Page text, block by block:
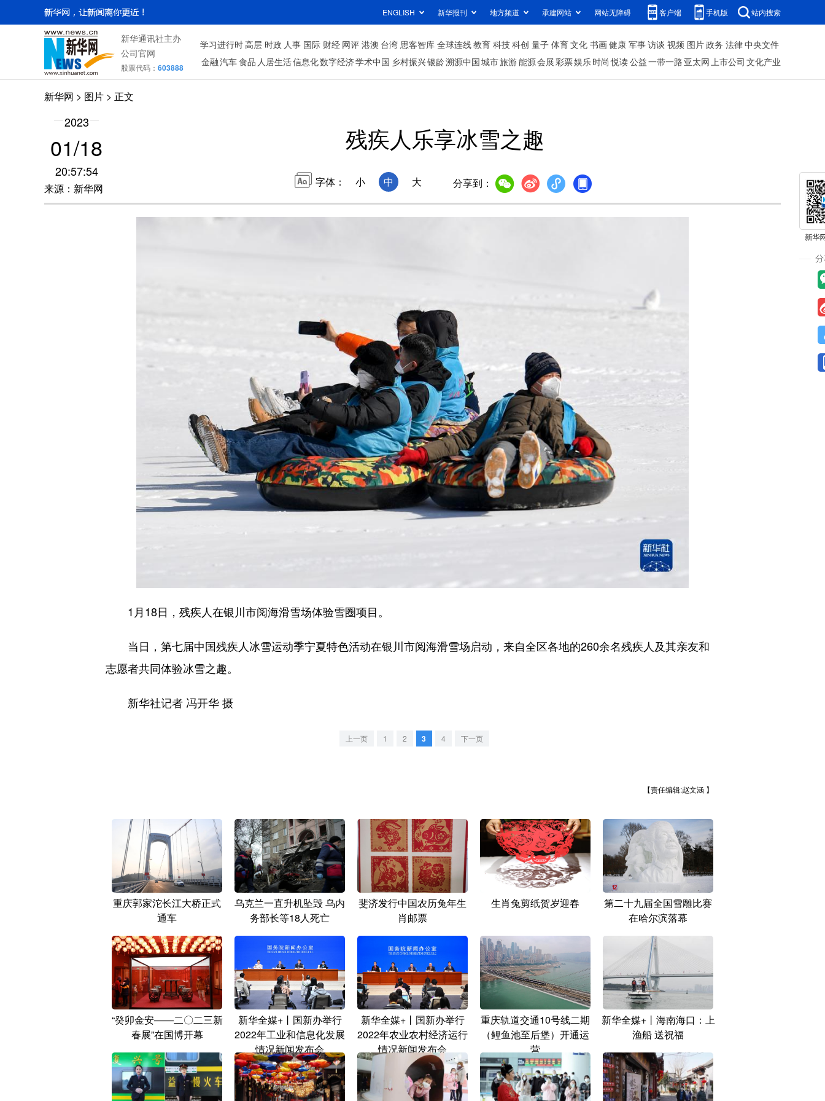
ENGLISH 新华报刊 地方频道 承建网站 网站无障碍 客户端 手机版 站内搜索
新华通讯社主办
公司官网
股票代码： 603888
学习进行时高层 时政 人事 国际 财经 网评 港澳 台湾 思客智库 全球连线教育 科技科创 量子 体育文化 书画健康 军事访谈 视频 图片政务 法律中央文件
金融汽车食品 人居生活信息化数字经济学术中国 乡村振兴银龄溯源中国城市旅游能源会展彩票娱乐时尚 悦读公益一带一路 亚太网上市公司 文化产业
新华网 > 图片 > 正文
2023
01/18
20:57:54
来源：新华网
残疾人乐享冰雪之趣
字体： 小 中 大 分享到：
1月18日，残疾人在银川市阅海滑雪场体验雪圈项目。
当日，第七届中国残疾人冰雪运动季宁夏特色活动在银川市阅海滑雪场启动，来自全区各地的260余名残疾人及其亲友和
志愿者共同体验冰雪之趣。
新华社记者 冯开华 摄
上一页 1 2 3 4 下一页
【责任编辑:赵文涵 】
重庆郭家沱长江大桥正式
通车
乌克兰一直升机坠毁 乌内
务部长等18人死亡
斐济发行中国农历兔年生
肖邮票
生肖兔剪纸贺岁迎春
第二十九届全国雪雕比赛
在哈尔滨落幕
“癸卯金安——二〇二三新
春展”在国博开幕
新华全媒+丨国新办举行
2022年工业和信息化发展
情况新闻发布会
新华全媒+丨国新办举行
2022年农业农村经济运行
情况新闻发布会
重庆轨道交通10号线二期
（鲤鱼池至后堡）开通运
营
新华全媒+丨海南海口：上
渔船 送祝福